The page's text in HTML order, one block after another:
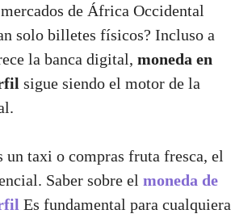
de África Occidental
solo billetes físicos? Incluso a
la banca digital, moneda en
sigue siendo el motor de la
un taxi o compras fruta fresca, el
Saber sobre el moneda de
Es fundamental para cualquiera